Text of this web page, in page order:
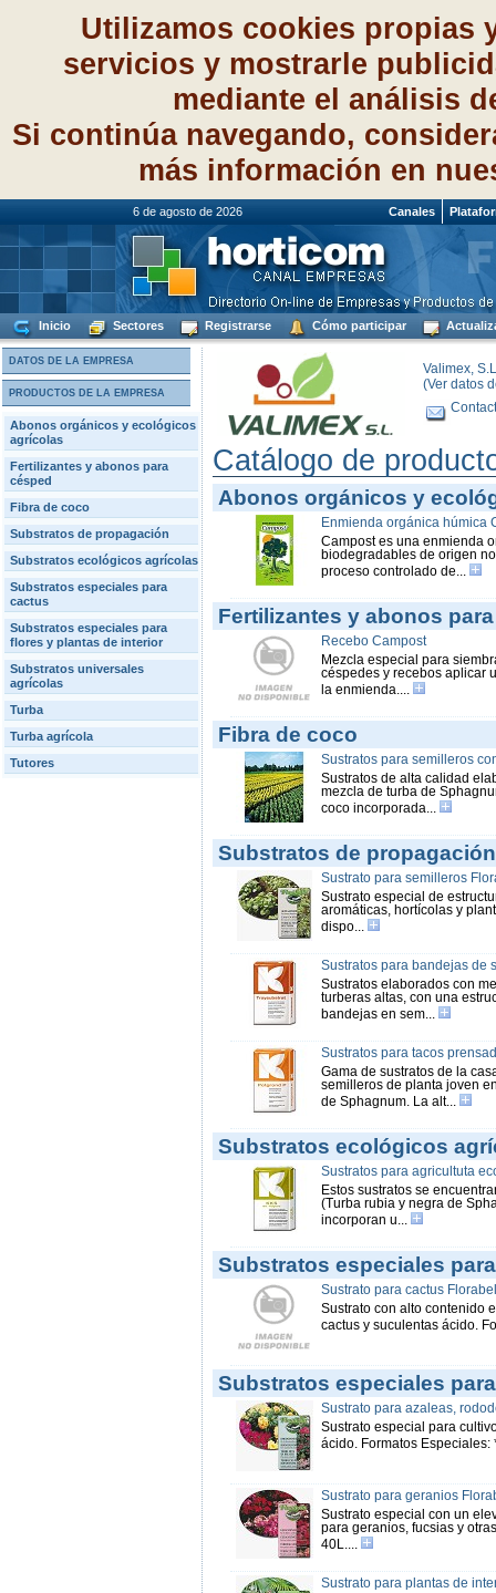
Utilizamos cookies propias
servicios y mostrarle
mediante el análisis
Si continúa navegando,
más información en
6 de agosto de 2026 Canales
Inicio Sectores Registrarse Cómo participar
DATOS DE LA EMPRESA
PRODUCTOS DE LA EMPRESA
Abonos orgánicos y ecológicos
agrícolas
Fertilizantes y abonos para
césped
Fibra de coco
Substratos de propagación
Substratos ecológicos agrícolas
Substratos especiales para
cactus
Substratos especiales para
flores y plantas de interior
Substratos universales
agrícolas
Turba
Turba agrícola
Tutores
Valimex,
(Ver datos
Catálogo de
Abonos orgánicos y
Enmienda orgánica húmica
Campost es una enmienda
biodegradables de origen
proceso controlado de...
Fertilizantes y abonos
Recebo Campost
Mezcla especial para
céspedes y recebos aplicar
la enmienda....
Fibra de coco
Sustratos para semilleros
Sustratos de alta calidad
mezcla de turba de
coco incorporada...
Substratos de propagación
Sustrato para semilleros
Sustrato especial de
aromáticas, hortícolas y
dispo...
Sustratos para bandejas de
Sustratos elaborados con
turberas altas, con una
bandejas en sem...
Sustratos para tacos
Gama de sustratos de la
semilleros de planta joven
de Sphagnum. La alt...
Substratos ecológicos
Sustratos para agricultuta
Estos sustratos se
(Turba rubia y negra de
incorporan u...
Substratos especiales
Sustrato para cactus
Sustrato con alto contenido
cactus y suculentas ácido.
Substratos especiales
Sustrato para azaleas,
Sustrato especial para
ácido. Formatos Especiales:
Sustrato para geranios
Sustrato especial con un
para geranios, fucsias y
40L....
Sustrato para plantas de